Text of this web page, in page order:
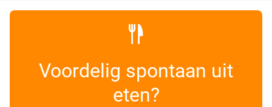
Voordelig spontaan uit
eten?